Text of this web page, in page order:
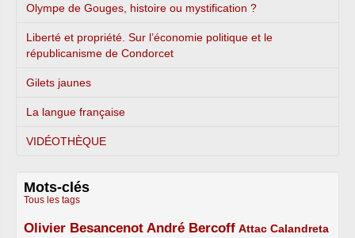
Olympe de Gouges, histoire ou mystification ?
Liberté et propriété. Sur l’économie politique et le
républicanisme de Condorcet
Gilets jaunes
La langue française
VIDÉOTHÈQUE
Mots-clés
Tous les tags
Olivier Besancenot
3/5 André Bercoff
3/5 Attac
2/5
Calandreta